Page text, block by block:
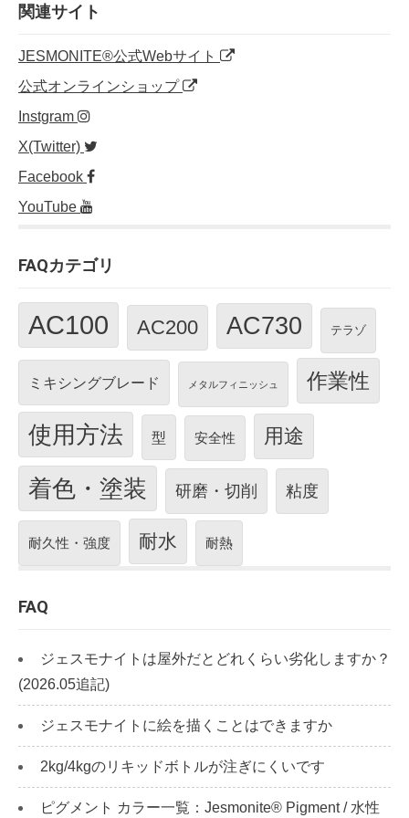
o
o
k
関連サイト
JESMONITE®公式Webサイト
公式オンラインショップ
Instgram
X(Twitter)
Facebook
YouTube
FAQカテゴリ
AC100 AC200 AC730 テラゾ
ミキシングブレード メタルフィニッシュ 作業性
使用方法 型 安全性 用途
着色・塗装 研磨・切削 粘度
耐久性・強度 耐水 耐熱
FAQ
ジェスモナイトは屋外だとどれくらい劣化しますか？
(2026.05追記)
ジェスモナイトに絵を描くことはできますか
2kg/4kgのリキッドボトルが注ぎにくいです
ピグメント カラー一覧：Jesmonite® Pigment / 水性